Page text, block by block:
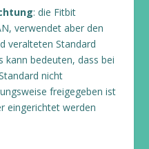
: die Fitbit
verwendet aber den
veralteten Standard
kann bedeuten, dass bei
nicht
freigegeben ist
eingerichtet werden